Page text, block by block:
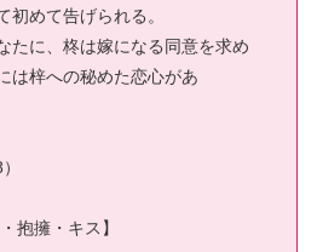
初めて告げられる。
たに、柊は嫁になる同意を求め
は梓への秘めた恋心があ
抱擁・キス】